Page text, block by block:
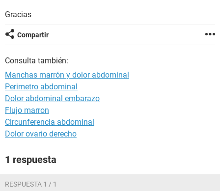
Gracias
Compartir
Consulta también:
Manchas marrón y dolor abdominal
Perimetro abdominal
Dolor abdominal embarazo
Flujo marron
Circunferencia abdominal
Dolor ovario derecho
1 respuesta
RESPUESTA 1 / 1